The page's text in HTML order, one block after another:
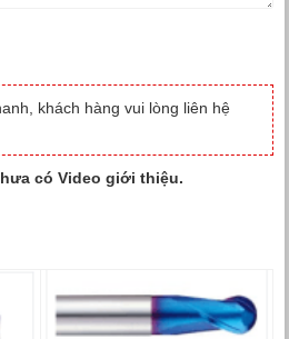
khách hàng vui lòng liên hệ
có Video giới thiệu.